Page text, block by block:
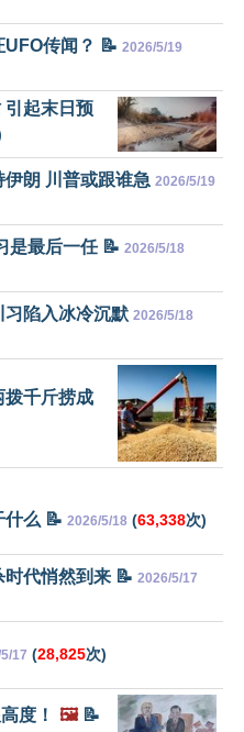
UFO传闻？ 📝 2026/5/19
引起末日预
朗 川普或跟谁急 2026/5/19
是最后一任 📝 2026/5/18
陷入冰冷沉默 2026/5/18
拨千斤捞成
什么 📝 2026/5/18 (63,338次)
代悄然到来 📝 2026/5/17
17 (28,825次)
度！ 🖼️📝